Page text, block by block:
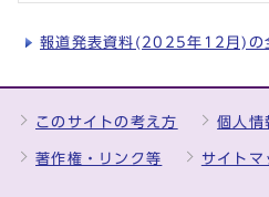
報道発表資料(2025年12月)の
このサイトの考え方 個人情
著作権・リンク等 サイトマ